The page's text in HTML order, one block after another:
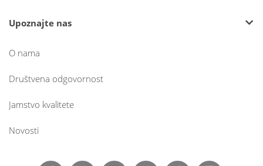
Upoznajte nas
O nama
Društvena odgovornost
Jamstvo kvalitete
Novosti